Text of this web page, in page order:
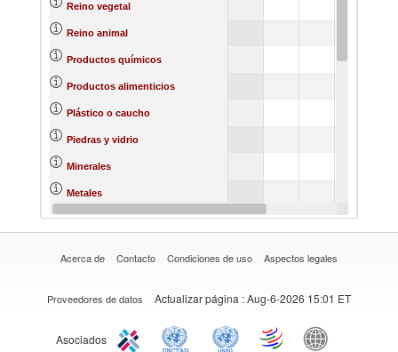
Reino vegetal
Reino animal
Productos químicos
Productos alimenticios
Plástico o caucho
Piedras y vidrio
Minerales
Metales
Materias primas 1191871
Acerca de Contacto Condiciones de uso Aspectos legales
Proveedores de datos Actualizar página : Aug-6-2026 15:01 ET
Asociados